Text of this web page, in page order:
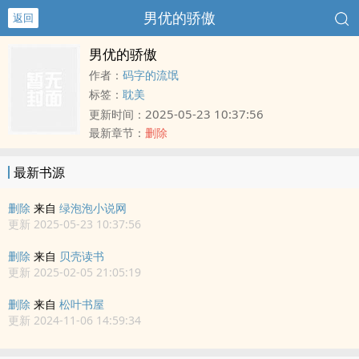
返回 男优的骄傲
男优的骄傲
作者： 码字的流氓
标签： 耽美
更新时间： 2025-05-23 10:37:56
最新章节： 删除
最新书源
删除 来自 绿泡泡小说网
更新 2025-05-23 10:37:56
删除 来自 贝壳读书
更新 2025-02-05 21:05:19
删除 来自 松叶书屋
更新 2024-11-06 14:59:34